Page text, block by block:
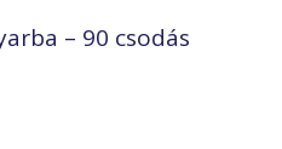
– 90 csodás